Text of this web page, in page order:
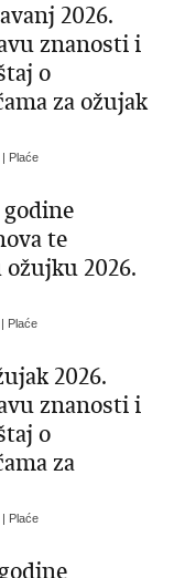
2026.
znanosti i
o
za ožujak
Plaće
te
2026.
Plaće
2026.
znanosti i
o
za
Plaće